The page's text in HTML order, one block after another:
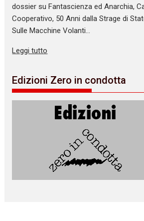
dossier su Fantascienza ed Anarchia,
Cooperativo, 50 Anni dalla Strage di
Sulle Macchine Volanti…
Leggi tutto
Edizioni Zero in condotta